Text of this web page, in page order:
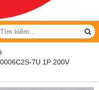
7U 1P 200V